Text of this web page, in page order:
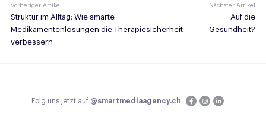
Vorheriger Artikel
Struktur im Alltag: Wie smarte
Medikamentenlösungen die Therapiesicherheit
verbessern
Nächster Artikel
Auf die
Gesundheit?
Folg uns jetzt auf @smartmediaagency.ch